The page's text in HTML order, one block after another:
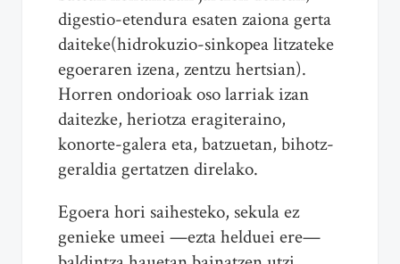
digestio-etendura esaten zaiona gerta
daiteke(hidrokuzio-sinkopea litzateke
egoeraren izena, zentzu hertsian).
Horren ondorioak oso larriak izan
daitezke, heriotza eragiteraino,
konorte-galera eta, batzuetan, bihotz-
geraldia gertatzen direlako.
Egoera hori saihesteko, sekula ez
genieke umeei —ezta helduei ere—